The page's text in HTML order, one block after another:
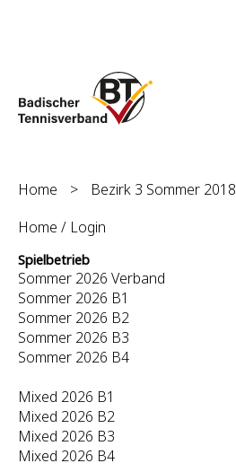
Home > Bezirk 3 Sommer 2018
Home / Login
Spielbetrieb
Sommer 2026 Verband
Sommer 2026 B1
Sommer 2026 B2
Sommer 2026 B3
Sommer 2026 B4
Mixed 2026 B1
Mixed 2026 B2
Mixed 2026 B3
Mixed 2026 B4